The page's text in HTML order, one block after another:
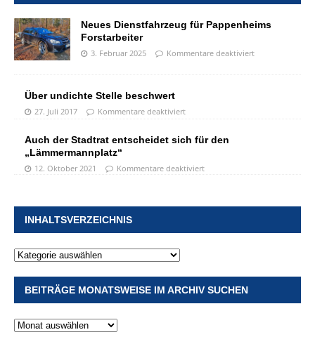
Neues Dienstfahrzeug für Pappenheims
Forstarbeiter
3. Februar 2025 Kommentare deaktiviert
Über undichte Stelle beschwert
27. Juli 2017 Kommentare deaktiviert
Auch der Stadtrat entscheidet sich für den
„Lämmermannplatz“
12. Oktober 2021 Kommentare deaktiviert
INHALTSVERZEICHNIS
BEITRÄGE MONATSWEISE IM ARCHIV SUCHEN